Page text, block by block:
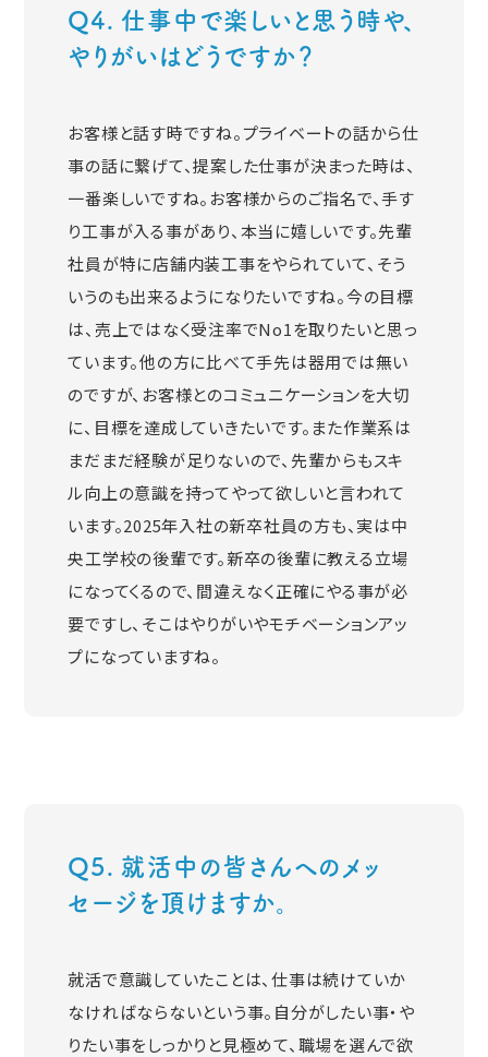
Q4. 仕事中で楽しいと思う時や、
やりがいはどうですか？
お客様と話す時ですね。プライベートの話から仕
事の話に繋げて、提案した仕事が決まった時は、
一番楽しいですね。お客様からのご指名で、手す
り工事が入る事があり、本当に嬉しいです。先輩
社員が特に店舗内装工事をやられていて、そう
いうのも出来るようになりたいですね。今の目標
は、売上ではなく受注率でNo1を取りたいと思っ
ています。他の方に比べて手先は器用では無い
のですが、お客様とのコミュニケーションを大切
に、目標を達成していきたいです。また作業系は
まだまだ経験が足りないので、先輩からもスキ
ル向上の意識を持ってやって欲しいと言われて
います。2025年入社の新卒社員の方も、実は中
央工学校の後輩です。新卒の後輩に教える立場
になってくるので、間違えなく正確にやる事が必
要ですし、そこはやりがいやモチベーションアッ
プになっていますね。
Q5. 就活中の皆さんへのメッ
セージを頂けますか。
就活で意識していたことは、仕事は続けていか
なければならないという事。自分がしたい事・や
りたい事をしっかりと見極めて、職場を選んで欲